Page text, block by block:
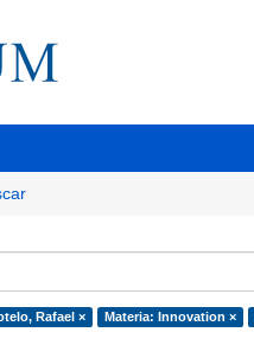
Rafael × Materia: Innovation ×